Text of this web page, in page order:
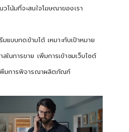
โน้มที่จะสนใจโฆษณาของเรา
แบบกดข้ามได้ เหมาะกับเป้าหมาย
ในการขาย เพิ่มการเข้าชมเว็บไซต์
พิ่มการพิจารณาผลิตภัณฑ์